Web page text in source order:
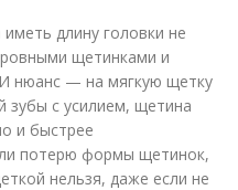
длину головки не
щетинками и
нюанс — на мягкую щетку
зубы с усилием, щетина
и быстрее
потерю формы щетинок,
нельзя, даже если не